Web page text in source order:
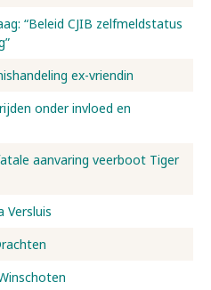
“Beleid CJIB zelfmeldstatus
ex-vriendin
onder invloed en
aanvaring veerboot Tiger
Versluis